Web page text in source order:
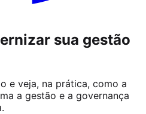
sua gestão
e veja, na prática, como a
a gestão e a governança